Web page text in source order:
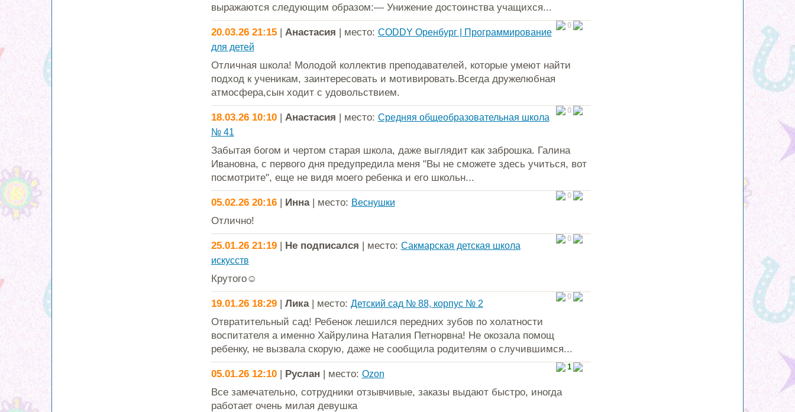
выражаются следующим образом:— Унижение достоинства учащихся...
0
20.03.26 21:15| Анастасия | место: CODDY Оренбург | Программирование
для детей
Отличная школа! Молодой коллектив преподавателей, которые умеют найти
подход к ученикам, заинтересовать и мотивировать.Всегда дружелюбная
атмосфера,сын ходит с удовольствием.
0
18.03.26 10:10| Анастасия | место: Средняя общеобразовательная школа
№ 41
Забытая богом и чертом старая школа, даже выглядит как заброшка. Галина
Ивановна, с первого дня предупредила меня "Вы не сможете здесь учиться, вот
посмотрите", еще не видя моего ребенка и его школьн...
0
05.02.26 20:16| Инна| место: Веснушки
Отлично!
0
25.01.26 21:19| Не подписался | место: Сакмарская детская школа
искусств
Крутого☺
0
19.01.26 18:29| Лика| место: Детский сад № 88, корпус № 2
Отвратительный сад! Ребенок лешился передних зубов по холатности
воспитателя а именно Хайрулина Наталия Петнорвна! Не окозала помощ
ребенку, не вызвала скорую, даже не сообщила родителям о случившимся...
1
05.01.26 12:10| Руслан | место: Ozon
Все замечательно, сотрудники отзывчивые, заказы выдают быстро, иногда
работает очень милая девушка